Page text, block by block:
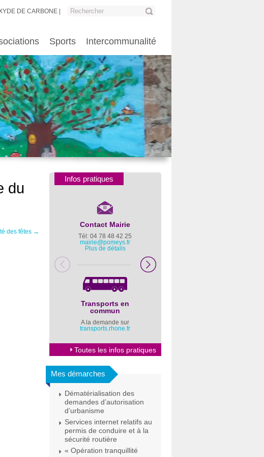
DE CARBONE
Sports Intercommunalité
du
des fêtes →
Infos pratiques
Contact Mairie
Tél: 04 78 48 42 25
mairie@pomeys.fr
Plus de détails
Transports en
commun
A la demande sur
transports.rhone.fr
Toutes les infos pratiques
Mes démarches
Dématérialisation des
demandes d’autorisation
d’urbanisme
Services internet relatifs au
permis de conduire et à la
sécurité routière
« Opération tranquillité